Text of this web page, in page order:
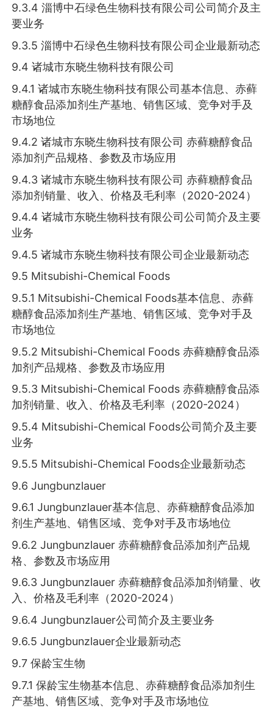
9.3.4 淄博中石绿色生物科技有限公司公司简介及主
要业务
9.3.5 淄博中石绿色生物科技有限公司企业最新动态
9.4 诸城市东晓生物科技有限公司
9.4.1 诸城市东晓生物科技有限公司基本信息、赤藓
糖醇食品添加剂生产基地、销售区域、竞争对手及
市场地位
9.4.2 诸城市东晓生物科技有限公司 赤藓糖醇食品
添加剂产品规格、参数及市场应用
9.4.3 诸城市东晓生物科技有限公司 赤藓糖醇食品
添加剂销量、收入、价格及毛利率（2020-2024）
9.4.4 诸城市东晓生物科技有限公司公司简介及主要
业务
9.4.5 诸城市东晓生物科技有限公司企业最新动态
9.5 Mitsubishi-Chemical Foods
9.5.1 Mitsubishi-Chemical Foods基本信息、赤藓
糖醇食品添加剂生产基地、销售区域、竞争对手及
市场地位
9.5.2 Mitsubishi-Chemical Foods 赤藓糖醇食品添
加剂产品规格、参数及市场应用
9.5.3 Mitsubishi-Chemical Foods 赤藓糖醇食品添
加剂销量、收入、价格及毛利率（2020-2024）
9.5.4 Mitsubishi-Chemical Foods公司简介及主要
业务
9.5.5 Mitsubishi-Chemical Foods企业最新动态
9.6 Jungbunzlauer
9.6.1 Jungbunzlauer基本信息、赤藓糖醇食品添加
剂生产基地、销售区域、竞争对手及市场地位
9.6.2 Jungbunzlauer 赤藓糖醇食品添加剂产品规
格、参数及市场应用
9.6.3 Jungbunzlauer 赤藓糖醇食品添加剂销量、收
入、价格及毛利率（2020-2024）
9.6.4 Jungbunzlauer公司简介及主要业务
9.6.5 Jungbunzlauer企业最新动态
9.7 保龄宝生物
9.7.1 保龄宝生物基本信息、赤藓糖醇食品添加剂生
产基地、销售区域、竞争对手及市场地位